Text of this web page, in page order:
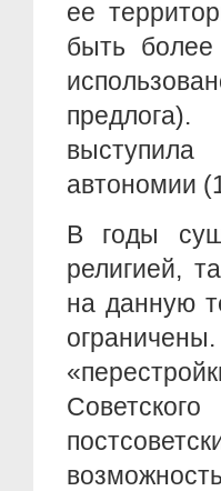
ее
быть
автономии
В годы
религией,
на данную